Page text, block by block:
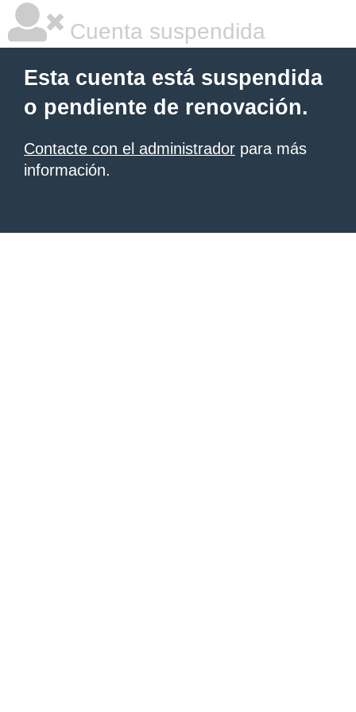
Cuenta suspendida
Esta cuenta está suspendida
o pendiente de renovación.
Contacte con el administrador para más
información.